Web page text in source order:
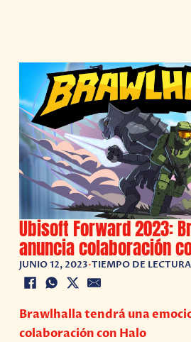
Ubisoft Forward 2023:
anuncia colaboración
JUNIO 12, 2023•TIEMPO DE
Brawlhalla tendrá una
colaboración con Halo